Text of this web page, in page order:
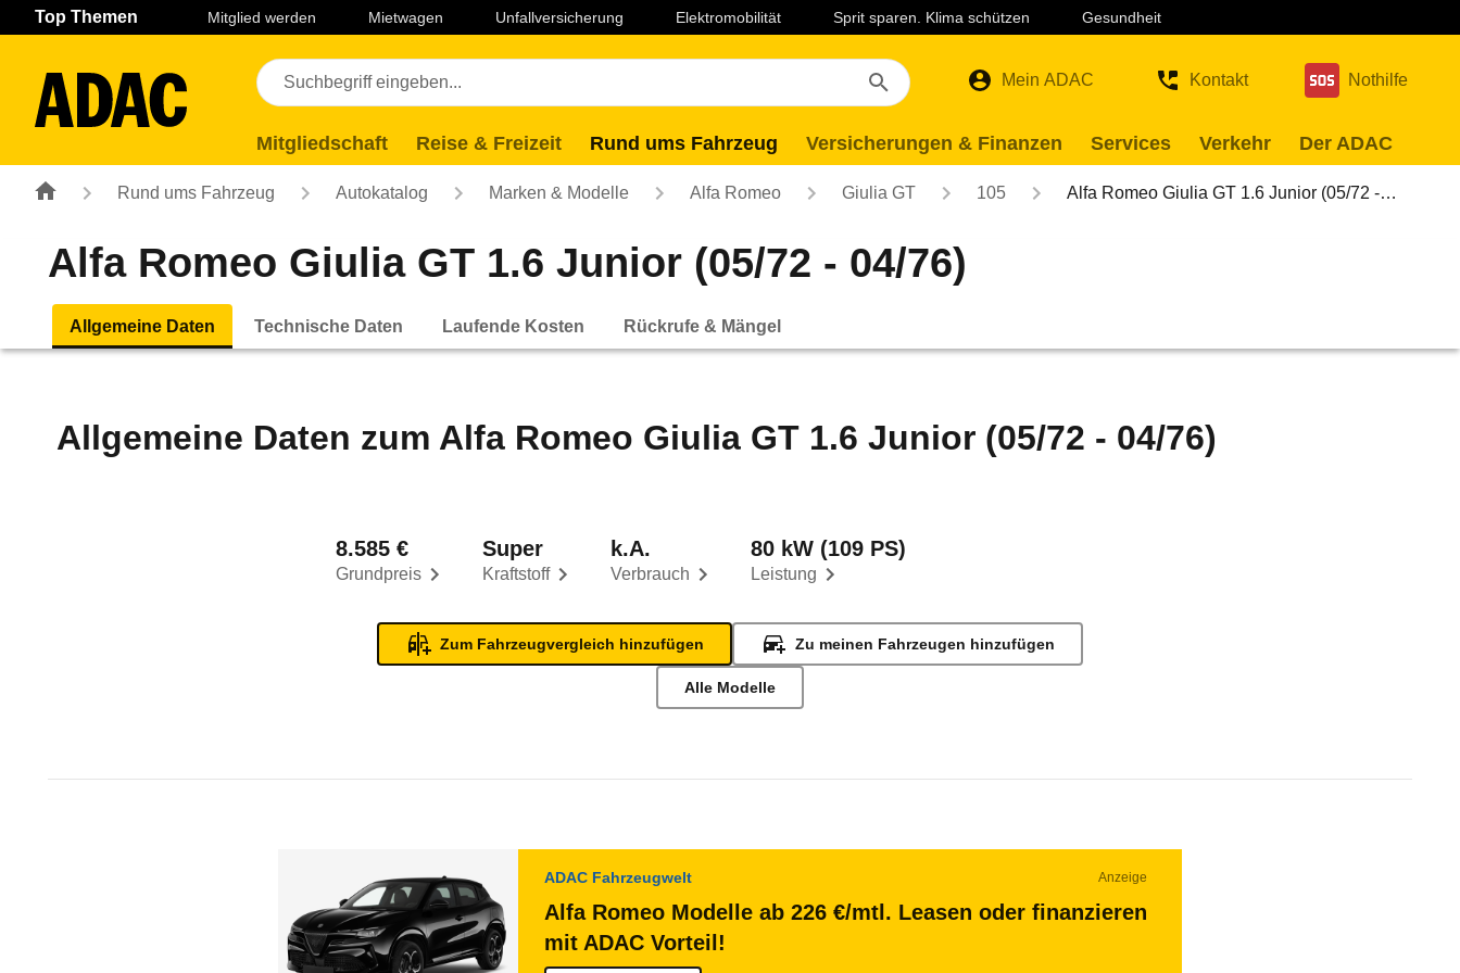
Navigation Seiteninhalt Fußzeile
Top Themen Mitglied werden Mietwagen Unfallversicherung Elektromobilität Sprit sparen. Klima schützen Gesundheit
Mein ADAC Kontakt Nothilfe
Mitgliedschaft Reise & Freizeit Rund ums Fahrzeug Versicherungen & Finanzen Services Verkehr Der ADAC
Rund ums Fahrzeug Autokatalog Marken & Modelle Alfa Romeo Giulia GT 105 Alfa Romeo Giulia GT 1.6 Junior (05/72 -…
Alfa Romeo Giulia GT 1.6 Junior (05/72 - 04/76)
Allgemeine Daten Technische Daten Laufende Kosten Rückrufe & Mängel
Allgemeine Daten zum Alfa Romeo Giulia GT 1.6 Junior (05/72 - 04/76)
Grundpreis
8.585 €
Kraftstoff
Super
Verbrauch
k.A.
Leistung
80 kW (109 PS)
Zum Fahrzeugvergleich hinzufügen Zu meinen Fahrzeugen hinzufügen
Alle Modelle
ADAC Fahrzeugwelt Anzeige
Alfa Romeo Modelle ab 226 €/mtl. Leasen oder finanzieren
mit ADAC Vorteil!